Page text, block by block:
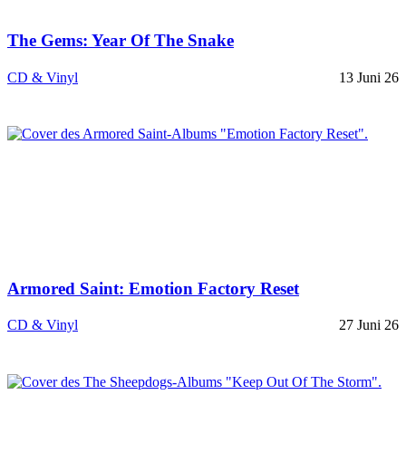
The Gems: Year Of The Snake
CD & Vinyl 13 Juni 26
Armored Saint: Emotion Factory Reset
CD & Vinyl 27 Juni 26